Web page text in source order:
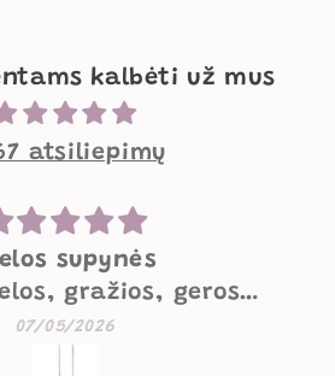
kalbėti už mus
atsiliepimų
supynės
gražios, geros
Mažesniam
07/05/2026